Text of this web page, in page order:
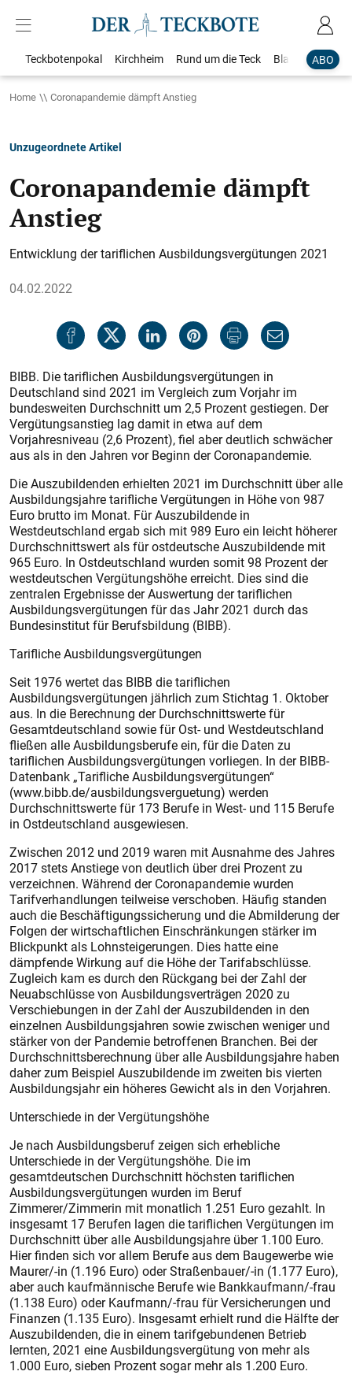
ABO
Teckbotenpokal Kirchheim Rund um die Teck Blaulicht
Home Coronapandemie dämpft Anstieg
Unzugeordnete Artikel
Coronapandemie dämpft
Anstieg
Entwicklung der tariflichen Ausbildungsvergütungen 2021
04.02.2022
BIBB. Die tariflichen Ausbildungsvergütungen in
Deutschland sind 2021 im Vergleich zum Vorjahr im
bundesweiten Durchschnitt um 2,5 Prozent gestiegen. Der
Vergütungsanstieg lag damit in etwa auf dem
Vorjahresniveau (2,6 Prozent), fiel aber deutlich schwächer
aus als in den Jahren vor Beginn der Coronapandemie.
Die Auszubildenden erhielten 2021 im Durchschnitt über alle
Ausbildungsjahre tarifliche Vergütungen in Höhe von 987
Euro brutto im Monat. Für Auszubildende in
Westdeutschland ergab sich mit 989 Euro ein leicht höherer
Durchschnittswert als für ostdeutsche Auszubildende mit
965 Euro. In Ostdeutschland wurden somit 98 Prozent der
westdeutschen Vergütungshöhe erreicht. Dies sind die
zentralen Ergebnisse der Auswertung der tariflichen
Ausbildungsvergütungen für das Jahr 2021 durch das
Bundesinstitut für Berufsbildung (BIBB).
Tarifliche Ausbildungsvergütungen
Seit 1976 wertet das BIBB die tariflichen
Ausbildungsvergütungen jährlich zum Stichtag 1. Oktober
aus. In die Berechnung der Durchschnittswerte für
Gesamtdeutschland sowie für Ost- und Westdeutschland
fließen alle Ausbildungsberufe ein, für die Daten zu
tariflichen Ausbildungsvergütungen vorliegen. In der BIBB-
Datenbank „Tarifliche Ausbildungsvergütungen“
(www.bibb.de/ausbildungsverguetung) werden
Durchschnittswerte für 173 Berufe in West- und 115 Berufe
in Ostdeutschland ausgewiesen.
Zwischen 2012 und 2019 waren mit Ausnahme des Jahres
2017 stets Anstiege von deutlich über drei Prozent zu
verzeichnen. Während der Coronapandemie wurden
Tarifverhandlungen teilweise verschoben. Häufig standen
auch die Beschäftigungssicherung und die Abmilderung der
Folgen der wirtschaftlichen Einschränkungen stärker im
Blickpunkt als Lohnsteigerungen. Dies hatte eine
dämpfende Wirkung auf die Höhe der Tarifabschlüsse.
Zugleich kam es durch den Rückgang bei der Zahl der
Neuabschlüsse von Ausbildungsverträgen 2020 zu
Verschiebungen in der Zahl der Auszubildenden in den
einzelnen Ausbildungsjahren sowie zwischen weniger und
stärker von der Pandemie betroffenen Branchen. Bei der
Durchschnittsberechnung über alle Ausbildungsjahre haben
daher zum Beispiel Auszubildende im zweiten bis vierten
Ausbildungsjahr ein höheres Gewicht als in den Vorjahren.
Unterschiede in der Vergütungshöhe
Je nach Ausbildungsberuf zeigen sich erhebliche
Unterschiede in der Vergütungshöhe. Die im
gesamtdeutschen Durchschnitt höchsten tariflichen
Ausbildungsvergütungen wurden im Beruf
Zimmerer/Zimmerin mit monatlich 1.251 Euro gezahlt. In
insgesamt 17 Berufen lagen die tariflichen Vergütungen im
Durchschnitt über alle Ausbildungsjahre über 1.100 Euro.
Hier finden sich vor allem Berufe aus dem Baugewerbe wie
Maurer/-in (1.196 Euro) oder Straßenbauer/‑in (1.177 Euro),
aber auch kaufmännische Berufe wie Bankkaufmann/-frau
(1.138 Euro) oder Kaufmann/‑frau für Versicherungen und
Finanzen (1.135 Euro). Insgesamt erhielt rund die Hälfte der
Auszubildenden, die in einem tarifgebundenen Betrieb
lernten, 2021 eine Ausbildungsvergütung von mehr als
1.000 Euro, sieben Prozent sogar mehr als 1.200 Euro.